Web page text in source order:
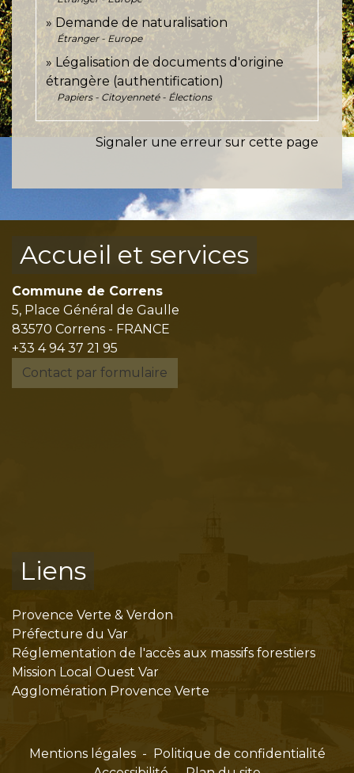
Demande de naturalisation
Étranger - Europe
Légalisation de documents d'origine
étrangère (authentification)
Papiers - Citoyenneté - Élections
Signaler une erreur sur cette page
Accueil et services
Commune de Correns
5, Place Général de Gaulle
83570 Correns - FRANCE
+33 4 94 37 21 95
Contact par formulaire
Liens
Provence Verte & Verdon
Préfecture du Var
Réglementation de l'accès aux massifs forestiers
Mission Local Ouest Var
Agglomération Provence Verte
Mentions légales - Politique de confidentialité